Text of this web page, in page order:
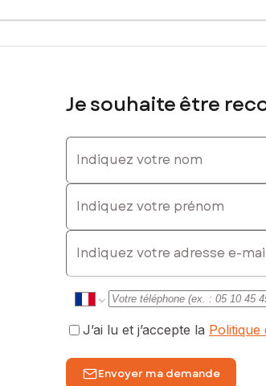
Je souhaite être
Indiquez votre nom
Indiquez votre prénom
E-mail
J’ai lu et j’accepte la Politique
Envoyer ma demande